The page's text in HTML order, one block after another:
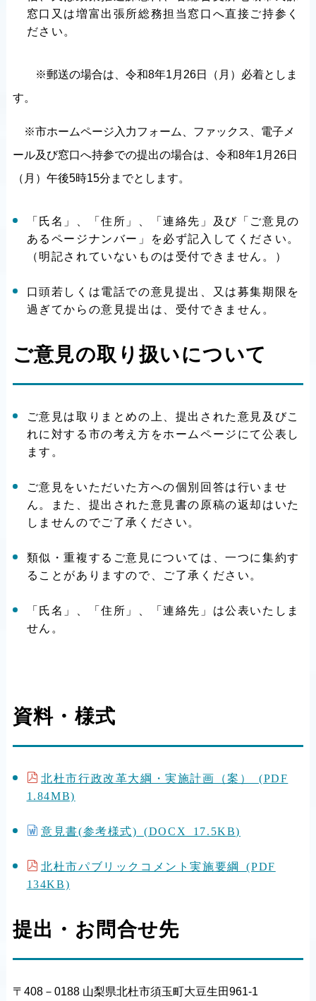
窓口又は増富出張所総務担当窓口へ直接ご持参く
ださい。
※郵送の場合は、令和8年1月26日（月）必着としま
す。
※市ホームページ入力フォーム、ファックス、電子メ
ール及び窓口へ持参での提出の場合は、令和8年1月26日
（月）午後5時15分までとします。
「氏名」、「住所」、「連絡先」及び「ご意見の
あるページナンバー」を必ず記入してください。
（明記されていないものは受付できません。）
口頭若しくは電話での意見提出、又は募集期限を
過ぎてからの意見提出は、受付できません。
ご意見の取り扱いについて
ご意見は取りまとめの上、提出された意見及びこ
れに対する市の考え方をホームページにて公表し
ます。
ご意見をいただいた方への個別回答は行いませ
ん。また、提出された意見書の原稿の返却はいた
しませんのでご了承ください。
類似・重複するご意見については、一つに集約す
ることがありますので、ご了承ください。
「氏名」、「住所」、「連絡先」は公表いたしま
せん。
資料・様式
北杜市行政改革大綱・実施計画（案） (PDF
1.84MB)
意見書(参考様式) (DOCX 17.5KB)
北杜市パブリックコメント実施要綱 (PDF
134KB)
提出・お問合せ先
〒408－0188 山梨県北杜市須玉町大豆生田961-1